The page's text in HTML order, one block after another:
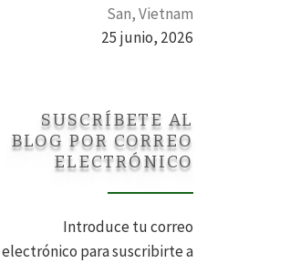
San, Vietnam
25 junio, 2026
SUSCRÍBETE AL
BLOG POR CORREO
ELECTRÓNICO
Introduce tu correo
electrónico para suscribirte a